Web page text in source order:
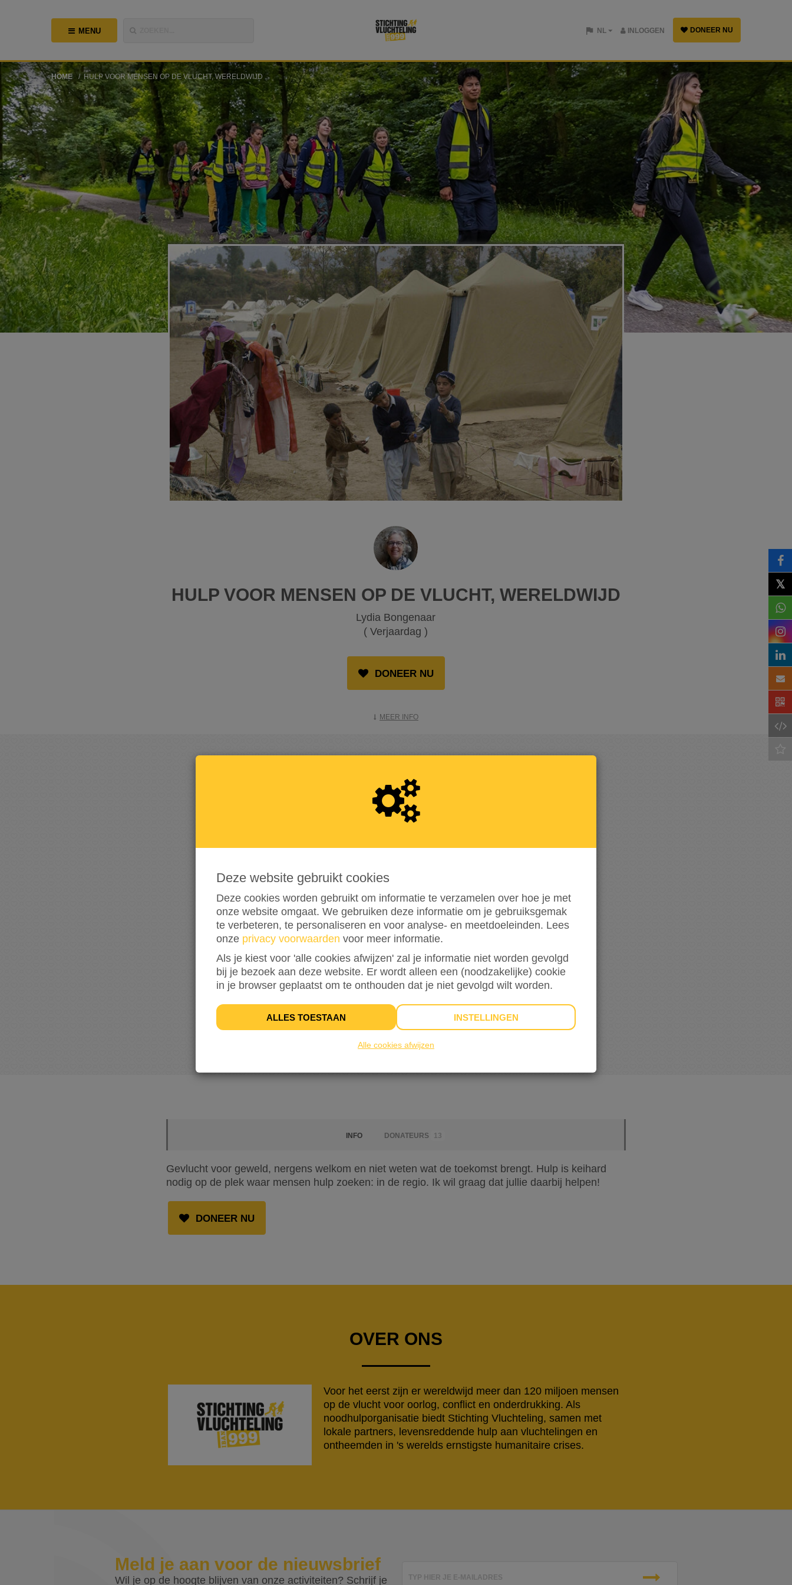
MENU DONEER NU
INLOGGEN
NL
HOME HULP VOOR MENSEN OP DE VLUCHT, WERELDWIJD
HULP VOOR MENSEN OP DE VLUCHT, WERELDWIJD
Lydia Bongenaar
( Verjaardag )
DONEER NU
MEER INFO
OPGEHAALD
9 5 5
95% bereikt van mijn streefbedrag € 1.000
13
INFO DONATEURS 13
Gevlucht voor geweld, nergens welkom en niet weten wat de toekomst brengt. Hulp is keihard
nodig op de plek waar mensen hulp zoeken: in de regio. Ik wil graag dat jullie daarbij helpen!
DONEER NU
OVER ONS
Voor het eerst zijn er wereldwijd meer dan 120 miljoen mensen
op de vlucht voor oorlog, conflict en onderdrukking. Als
noodhulporganisatie biedt Stichting Vluchteling, samen met
lokale partners, levensreddende hulp aan vluchtelingen en
ontheemden in 's werelds ernstigste humanitaire crises.
Meld je aan voor de nieuwsbrief
Wil je op de hoogte blijven van onze activiteiten? Schrijf je TYP HIER JE E-MAILADRES
𝕏
Deze website gebruikt cookies
Deze cookies worden gebruikt om informatie te verzamelen over hoe je met
onze website omgaat. We gebruiken deze informatie om je gebruiksgemak
te verbeteren, te personaliseren en voor analyse- en meetdoeleinden. Lees
onze privacy voorwaarden voor meer informatie.
Als je kiest voor 'alle cookies afwijzen' zal je informatie niet worden gevolgd
bij je bezoek aan deze website. Er wordt alleen een (noodzakelijke) cookie
in je browser geplaatst om te onthouden dat je niet gevolgd wilt worden.
ALLES TOESTAAN INSTELLINGEN
Alle cookies afwijzen